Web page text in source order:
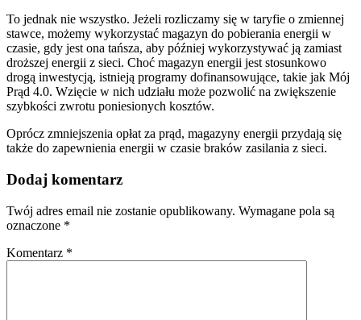
To jednak nie wszystko. Jeżeli rozliczamy się w taryfie o zmiennej
stawce, możemy wykorzystać magazyn do pobierania energii w
czasie, gdy jest ona tańsza, aby później wykorzystywać ją zamiast
droższej energii z sieci. Choć magazyn energii jest stosunkowo
drogą inwestycją, istnieją programy dofinansowujące, takie jak Mój
Prąd 4.0. Wzięcie w nich udziału może pozwolić na zwiększenie
szybkości zwrotu poniesionych kosztów.
Oprócz zmniejszenia opłat za prąd, magazyny energii przydają się
także do zapewnienia energii w czasie braków zasilania z sieci.
Dodaj komentarz
Twój adres email nie zostanie opublikowany. Wymagane pola są
oznaczone *
Komentarz *